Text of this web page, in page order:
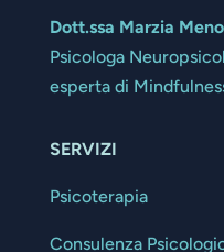
Dott.ssa Marzia
Psicologa
esperta di
SERVIZI
Psicoterapia
Consulenza